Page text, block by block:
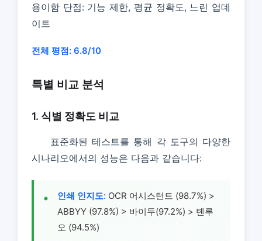
용이함 단점: 기능 제한, 평균 정확도, 느린 업데
이트
전체 평점: 6.8/10
특별 비교 분석
1. 식별 정확도 비교
표준화된 테스트를 통해 각 도구의 다양한
시나리오에서의 성능은 다음과 같습니다:
인쇄 인지도: OCR 어시스턴트 (98.7%) >
ABBYY (97.8%) > 바이두(97.2%) > 톈루
오 (94.5%)